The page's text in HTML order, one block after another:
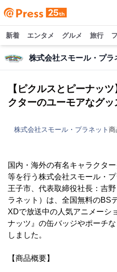
新着 エンタメ グルメ 旅行
株式会社スモール・プラ
【ピクルスとピーナッ
クターのユーモアなグッ
株式会社スモール・プラネット商
国内・海外の有名キャラクタ
等を行う株式会社スモール・
王子市、代表取締役社長：吉
ラネット）は、全国無料のBS
XDで放送中の人気アニメーシ
ナッツ』の缶バッジやポーチ
しました。
【商品概要】